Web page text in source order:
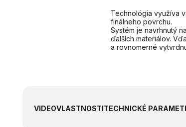
Technológia využíva
finálneho povrchu.
Systém je navrhnutý
ďalších materiálov.
a rovnomerné
VIDEOVLASTNOSTITECHNICKÉ